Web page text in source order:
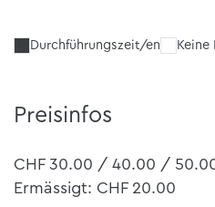
Durchführungszeit/en Keine
Preisinfos
CHF 30.00 / 40.00 /
Ermässigt: CHF 20.00